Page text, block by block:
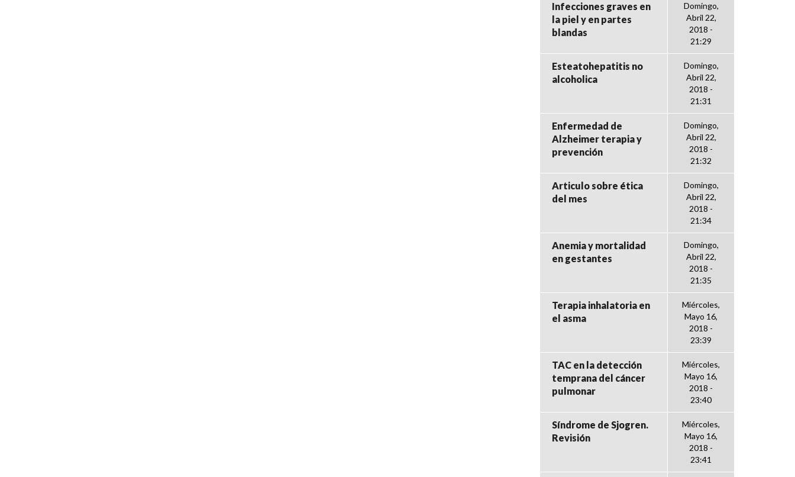
Infecciones graves en
la piel y en partes
blandas
Domingo,
Abril 22,
2018 -
21:29
Esteatohepatitis no
alcoholica
Domingo,
Abril 22,
2018 -
21:31
Enfermedad de
Alzheimer terapia y
prevención
Domingo,
Abril 22,
2018 -
21:32
Articulo sobre ética
del mes
Domingo,
Abril 22,
2018 -
21:34
Anemia y mortalidad
en gestantes
Domingo,
Abril 22,
2018 -
21:35
Terapia inhalatoria en
el asma
Miércoles,
Mayo 16,
2018 -
23:39
TAC en la detección
temprana del cáncer
pulmonar
Miércoles,
Mayo 16,
2018 -
23:40
Síndrome de Sjogren.
Revisión
Miércoles,
Mayo 16,
2018 -
23:41